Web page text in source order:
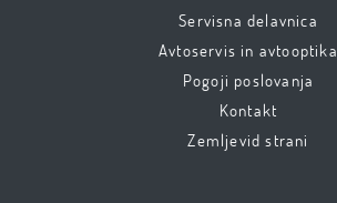
Servisna delavnica
Avtoservis in avtooptika
Pogoji poslovanja
Kontakt
Zemljevid strani